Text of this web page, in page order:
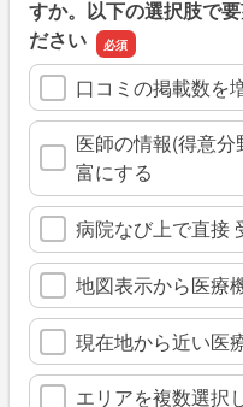
すか。以下の選択肢で
ださい
口コミの掲載数を
医師の情報(得意
富にする
病院なび上で直接
地図表示から医療
現在地から近い医
エリアを複数選択